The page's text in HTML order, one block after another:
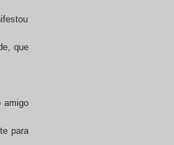
que
amigo
para